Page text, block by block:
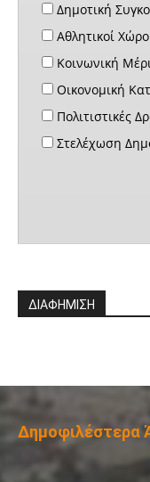
Δημοτική
Αθλητικοί
Κοινωνική
Οικονομική
Πολιτιστικές
Στελέχωση
ΔΙΑΦΗΜΙΣΗ
Δημοφιλέστερα